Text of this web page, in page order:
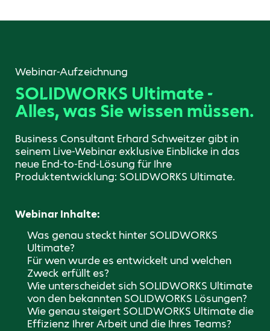
Webinar-Aufzeichnung
SOLIDWORKS Ultimate -
Alles, was Sie wissen müssen.
Business Consultant Erhard Schweitzer gibt in
seinem Live-Webinar exklusive Einblicke in das
neue End-to-End-Lösung für Ihre
Produktentwicklung: SOLIDWORKS Ultimate.
Webinar Inhalte:
Was genau steckt hinter SOLIDWORKS
Ultimate?
Für wen wurde es entwickelt und welchen
Zweck erfüllt es?
Wie unterscheidet sich SOLIDWORKS Ultimate
von den bekannten SOLIDWORKS Lösungen?
Wie genau steigert SOLIDWORKS Ultimate die
Effizienz Ihrer Arbeit und die Ihres Teams?